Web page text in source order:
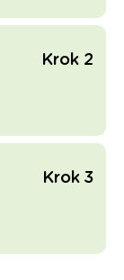
Krok 2
Krok 3